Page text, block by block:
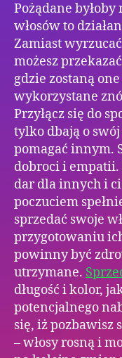
Pożądane
włosów to
Zamiast
możesz
gdzie zostaną
wykorzystane
Przyłącz się do
tylko dbają o
pomagać innym.
dobroci i empatii.
dar dla innych i
poczuciem
sprzedać swoje
przygotowaniu
powinny być
utrzymane.
długość i kolor,
potencjalnego
się, iż pozbawisz
– włosy rosną i